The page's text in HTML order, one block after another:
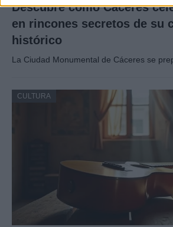
Descubre cómo Cáceres
en rincones secretos de su
histórico
La Ciudad Monumental de Cáceres se
CULTURA